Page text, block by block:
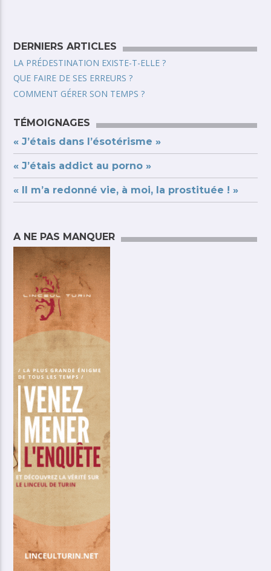
DERNIERS ARTICLES
LA PRÉDESTINATION EXISTE-T-ELLE ?
QUE FAIRE DE SES ERREURS ?
COMMENT GÉRER SON TEMPS ?
TÉMOIGNAGES
« J’étais dans l’ésotérisme »
« J’étais addict au porno »
« Il m’a redonné vie, à moi, la prostituée ! »
A NE PAS MANQUER